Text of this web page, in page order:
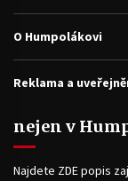
O Humpolákovi
Reklama a
nejen v
Najdete ZDE popis